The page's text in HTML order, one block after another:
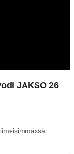
JAKSO 26